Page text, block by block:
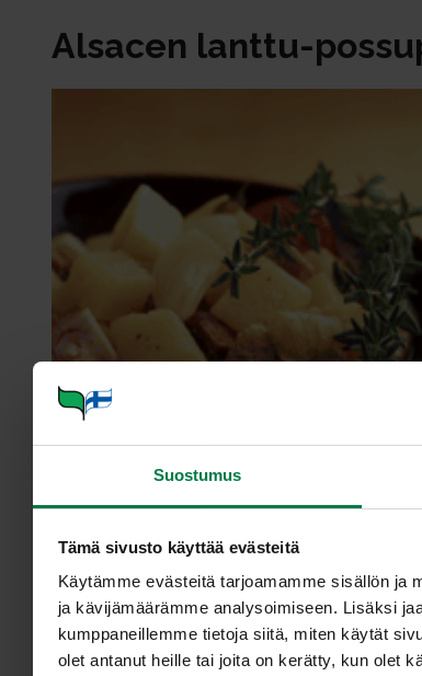
Suostumus
Tämä sivusto käyttää evästeitä
Käytämme evästeitä tarjoamamme sisällön ja
ja kävijämäärämme analysoimiseen. Lisäksi
kumppaneillemme tietoja siitä, miten käytät
olet antanut heille tai joita on kerätty, kun olet
Alsacen lanttu-